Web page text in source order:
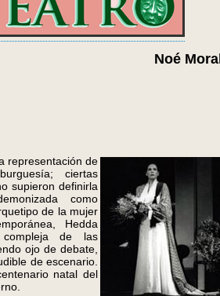
Noé
representación de
ciertas
supieron definirla
como
de la mujer
Hedda
de las
ojo de debate,
de escenario.
natal del